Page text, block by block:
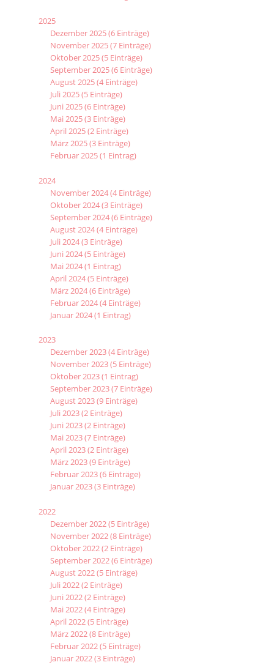
2025
Dezember 2025 (6 Einträge)
November 2025 (7 Einträge)
Oktober 2025 (5 Einträge)
September 2025 (6 Einträge)
August 2025 (4 Einträge)
Juli 2025 (5 Einträge)
Juni 2025 (6 Einträge)
Mai 2025 (3 Einträge)
April 2025 (2 Einträge)
März 2025 (3 Einträge)
Februar 2025 (1 Eintrag)
2024
November 2024 (4 Einträge)
Oktober 2024 (3 Einträge)
September 2024 (6 Einträge)
August 2024 (4 Einträge)
Juli 2024 (3 Einträge)
Juni 2024 (5 Einträge)
Mai 2024 (1 Eintrag)
April 2024 (5 Einträge)
März 2024 (6 Einträge)
Februar 2024 (4 Einträge)
Januar 2024 (1 Eintrag)
2023
Dezember 2023 (4 Einträge)
November 2023 (5 Einträge)
Oktober 2023 (1 Eintrag)
September 2023 (7 Einträge)
August 2023 (9 Einträge)
Juli 2023 (2 Einträge)
Juni 2023 (2 Einträge)
Mai 2023 (7 Einträge)
April 2023 (2 Einträge)
März 2023 (9 Einträge)
Februar 2023 (6 Einträge)
Januar 2023 (3 Einträge)
2022
Dezember 2022 (5 Einträge)
November 2022 (8 Einträge)
Oktober 2022 (2 Einträge)
September 2022 (6 Einträge)
August 2022 (5 Einträge)
Juli 2022 (2 Einträge)
Juni 2022 (2 Einträge)
Mai 2022 (4 Einträge)
April 2022 (5 Einträge)
März 2022 (8 Einträge)
Februar 2022 (5 Einträge)
Januar 2022 (3 Einträge)